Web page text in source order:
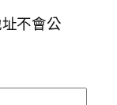
不會公